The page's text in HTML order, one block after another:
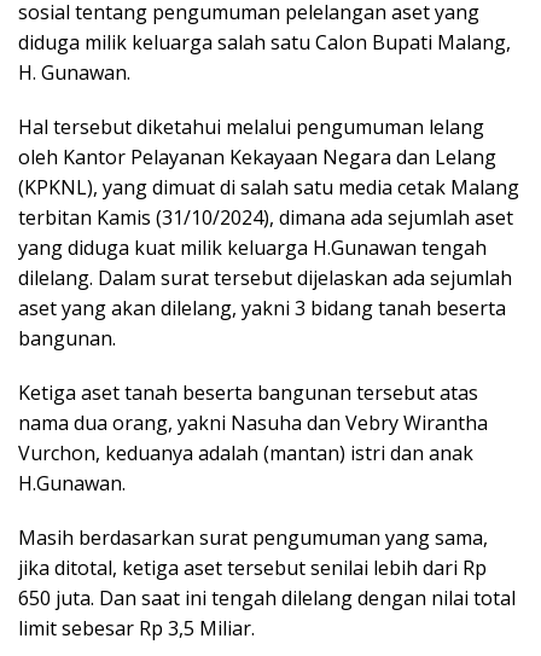
sosial tentang pengumuman pelelangan aset yang
diduga milik keluarga salah satu Calon Bupati Malang,
H. Gunawan.
Hal tersebut diketahui melalui pengumuman lelang
oleh Kantor Pelayanan Kekayaan Negara dan Lelang
(KPKNL), yang dimuat di salah satu media cetak Malang
terbitan Kamis (31/10/2024), dimana ada sejumlah aset
yang diduga kuat milik keluarga H.Gunawan tengah
dilelang. Dalam surat tersebut dijelaskan ada sejumlah
aset yang akan dilelang, yakni 3 bidang tanah beserta
bangunan.
Ketiga aset tanah beserta bangunan tersebut atas
nama dua orang, yakni Nasuha dan Vebry Wirantha
Vurchon, keduanya adalah (mantan) istri dan anak
H.Gunawan.
Masih berdasarkan surat pengumuman yang sama,
jika ditotal, ketiga aset tersebut senilai lebih dari Rp
650 juta. Dan saat ini tengah dilelang dengan nilai total
limit sebesar Rp 3,5 Miliar.